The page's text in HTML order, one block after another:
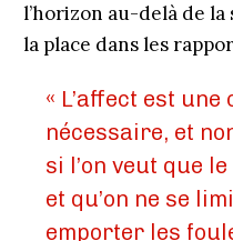
l’horizon au-delà de
la place dans les
« L’affect est
nécessaire, et
si l’on veut que
et qu’on ne se
emporter les